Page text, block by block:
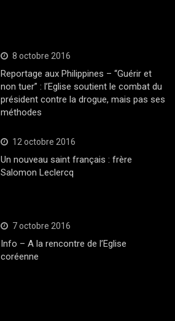
8 octobre 2016
Reportage aux Philippines – “Guérir et
non tuer” : l’Eglise soutient le combat du
président contre la drogue, mais pas ses
méthodes
12 octobre 2016
Un nouveau saint français : frère
Salomon Leclercq
7 octobre 2016
Info – A la rencontre de l’Eglise
coréenne